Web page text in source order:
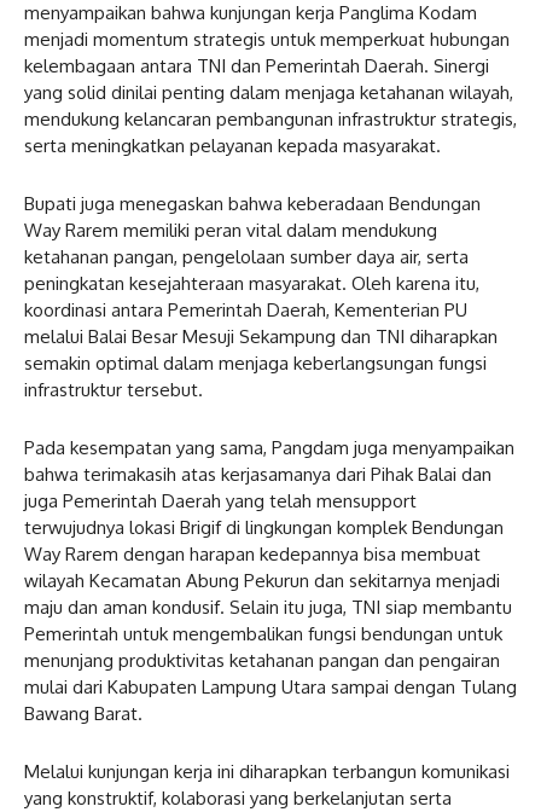
menyampaikan bahwa kunjungan kerja Panglima Kodam
menjadi momentum strategis untuk memperkuat hubungan
kelembagaan antara TNI dan Pemerintah Daerah. Sinergi
yang solid dinilai penting dalam menjaga ketahanan wilayah,
mendukung kelancaran pembangunan infrastruktur strategis,
serta meningkatkan pelayanan kepada masyarakat.
Bupati juga menegaskan bahwa keberadaan Bendungan
Way Rarem memiliki peran vital dalam mendukung
ketahanan pangan, pengelolaan sumber daya air, serta
peningkatan kesejahteraan masyarakat. Oleh karena itu,
koordinasi antara Pemerintah Daerah, Kementerian PU
melalui Balai Besar Mesuji Sekampung dan TNI diharapkan
semakin optimal dalam menjaga keberlangsungan fungsi
infrastruktur tersebut.
Pada kesempatan yang sama, Pangdam juga menyampaikan
bahwa terimakasih atas kerjasamanya dari Pihak Balai dan
juga Pemerintah Daerah yang telah mensupport
terwujudnya lokasi Brigif di lingkungan komplek Bendungan
Way Rarem dengan harapan kedepannya bisa membuat
wilayah Kecamatan Abung Pekurun dan sekitarnya menjadi
maju dan aman kondusif. Selain itu juga, TNI siap membantu
Pemerintah untuk mengembalikan fungsi bendungan untuk
menunjang produktivitas ketahanan pangan dan pengairan
mulai dari Kabupaten Lampung Utara sampai dengan Tulang
Bawang Barat.
Melalui kunjungan kerja ini diharapkan terbangun komunikasi
yang konstruktif, kolaborasi yang berkelanjutan serta